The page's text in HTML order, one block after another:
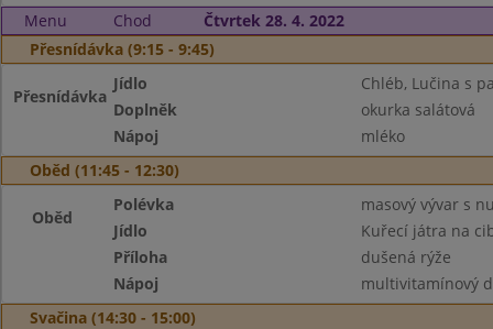
Menu Chod
Čtvrtek 28. 4. 2022
Přesnídávka (9:15 - 9:45)
Přesnídávka
Jídlo
Chléb, Lučina s
Doplněk
okurka salátová
Nápoj
mléko
Oběd (11:45 - 12:30)
Oběd
Polévka
masový vývar s
Jídlo
Kuřecí játra na
Příloha
dušená rýže
Nápoj
multivitamínový
Svačina (14:30 - 15:00)